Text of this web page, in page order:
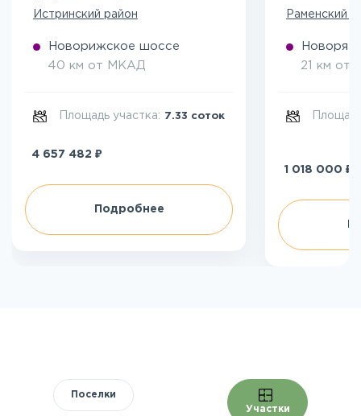
Истринский район
Новорижское шоссе
40 км от МКАД
Площадь участка: 7.33 соток
4 657 482 ₽
Подробнее
Раменский
21 км от
1 018 000 ₽
Поселки
Участки